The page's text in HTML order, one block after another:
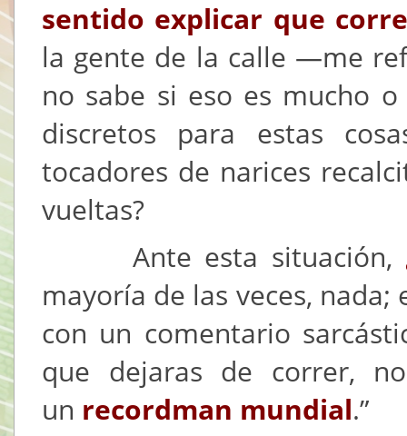
sentido explicar que
la gente de la calle —me
no sabe si eso es mucho
discretos para estas
tocadores de narices
vueltas?
Ante esta situación,
mayoría de las veces,
con un comentario
que dejaras de correr,
un recordman mundial.”